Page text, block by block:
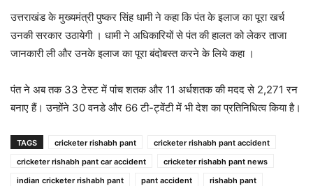
उत्तराखंड के मुख्यमंत्री पुष्कर सिंह धामी ने कहा कि पंत के इलाज का पूरा खर्च
उनकी सरकार उठायेगी । धामी ने अधिकारियों से पंत की हालत को लेकर ताजा
जानकारी ली और उनके इलाज का पूरा बंदोबस्त करने के लिये कहा ।
पंत ने अब तक 33 टेस्ट में पांच शतक और 11 अर्धशतक की मदद से 2,271 रन
बनाए हैं। उन्होंने 30 वनडे और 66 टी-ट्वेंटी में भी देश का प्रतिनिधित्व किया है।
TAGS cricketer rishabh pant
cricketer rishabh pant accident
cricketer rishabh pant car accident
cricketer rishabh pant news
indian cricketer rishabh pant
pant accident rishabh pant